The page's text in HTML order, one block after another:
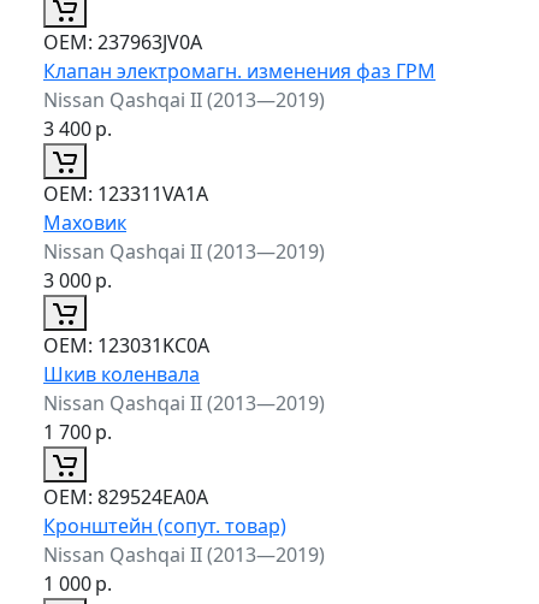
ОЕМ: 237963JV0A
Клапан электромагн. изменения фаз ГРМ
Nissan Qashqai II (2013—2019)
3 400р.
ОЕМ: 123311VA1A
Маховик
Nissan Qashqai II (2013—2019)
3 000р.
ОЕМ: 123031KC0A
Шкив коленвала
Nissan Qashqai II (2013—2019)
1 700р.
ОЕМ: 829524EA0A
Кронштейн (сопут. товар)
Nissan Qashqai II (2013—2019)
1 000р.